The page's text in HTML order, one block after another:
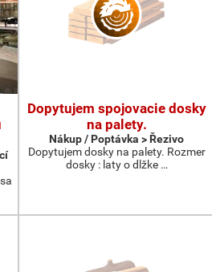
Dopytujem spojovacie dosky
na palety.
Nákup / Poptávka > Řezivo
Dopytujem dosky na palety. Rozmer
dosky : laty o dlžke …